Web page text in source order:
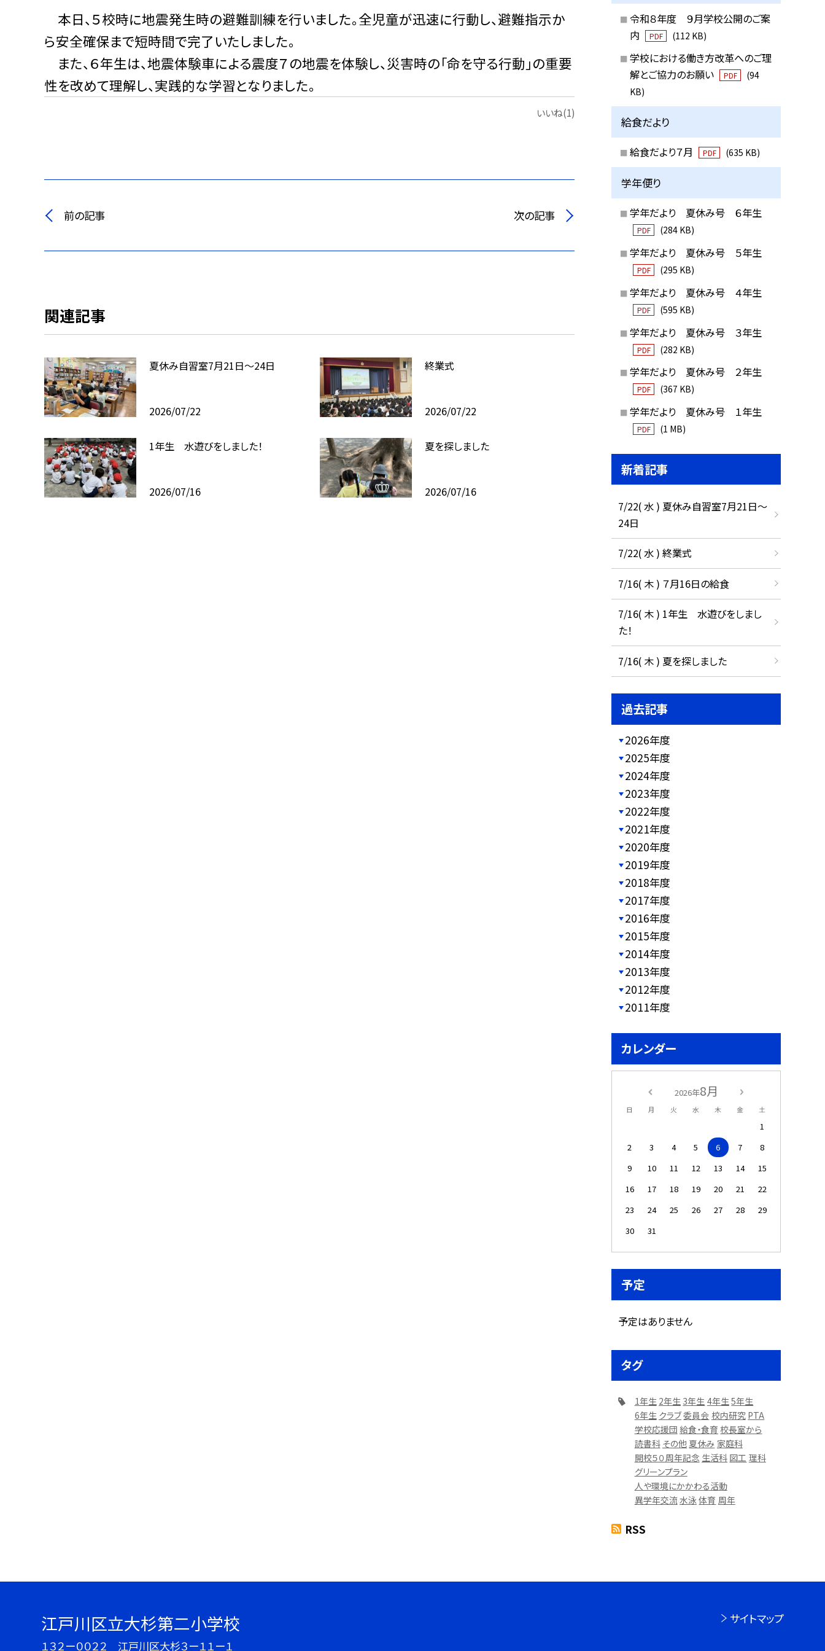
本日、５校時に地震発生時の避難訓練を行いました。全児童が迅速に行動し、避難指示か
ら安全確保まで短時間で完了いたしました。
また、６年生は、地震体験車による震度７の地震を体験し、災害時の「命を守る行動」の重要
性を改めて理解し、実践的な学習となりました。
いいね(1)
前の記事 次の記事
関連記事
夏休み自習室7月21日〜24日
2026/07/22
終業式
2026/07/22
1年生 水遊びをしました！
2026/07/16
夏を探しました
2026/07/16
令和８年度 ９月学校公開のご案
内
PDF (112 KB)
学校における働き方改革へのご理
解とご協力のお願い
PDF
(94
KB)
給食だより
給食だより７月 PDF (635 KB)
学年便り
学年だより 夏休み号 ６年生
PDF (284 KB)
学年だより 夏休み号 ５年生
PDF (295 KB)
学年だより 夏休み号 ４年生
PDF (595 KB)
学年だより 夏休み号 ３年生
PDF (282 KB)
学年だより 夏休み号 ２年生
PDF (367 KB)
学年だより 夏休み号 １年生
PDF (1 MB)
新着記事
7/22( 水 ) 夏休み自習室7月21日〜
24日
7/22( 水 ) 終業式
7/16( 木 ) ７月16日の給食
7/16( 木 ) 1年生 水遊びをしまし
た！
7/16( 木 ) 夏を探しました
過去記事
2026年度
2025年度
2024年度
2023年度
2022年度
2021年度
2020年度
2019年度
2018年度
2017年度
2016年度
2015年度
2014年度
2013年度
2012年度
2011年度
カレンダー
2026年8月
日 月 火 水 木 金 土
1
2
3 4 5 6 7
8
9
10 11 12 13 14
15
16
17 18 19 20 21
22
23
24 25 26 27 28
29
30
31
予定
予定はありません
タグ
1年生 2年生 3年生 4年生 5年生
6年生 クラブ委員会 校内研究 PTA
学校応援団 給食・食育 校長室から
読書科 その他 夏休み 家庭科
開校５０周年記念 生活科 図工 理科
グリーンプラン
人や環境にかかわる活動
異学年交流水泳 体育 周年
RSS
江戸川区立大杉第二小学校
１３２ー００２２ 江戸川区大杉３ー１１ー１
サイトマップ